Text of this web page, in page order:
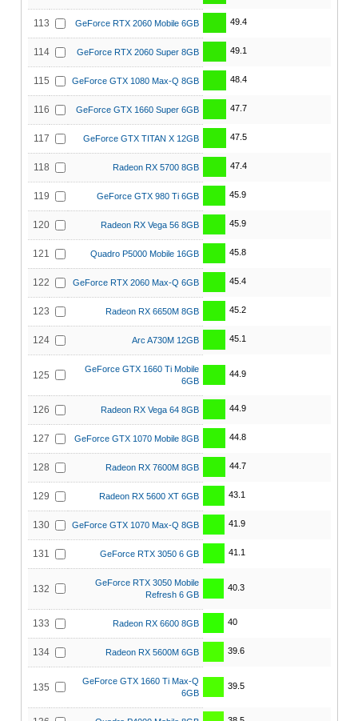
113 GeForce RTX 2060 Mobile 6GB 49.4
114 GeForce RTX 2060 Super 8GB 49.1
115 GeForce GTX 1080 Max-Q 8GB 48.4
116 GeForce GTX 1660 Super 6GB 47.7
117 GeForce GTX TITAN X 12GB 47.5
118 Radeon RX 5700 8GB 47.4
119 GeForce GTX 980 Ti 6GB 45.9
120 Radeon RX Vega 56 8GB 45.9
121 Quadro P5000 Mobile 16GB 45.8
122 GeForce RTX 2060 Max-Q 6GB 45.4
123 Radeon RX 6650M 8GB 45.2
124 Arc A730M 12GB 45.1
125
GeForce GTX 1660 Ti Mobile
6GB
44.9
126 Radeon RX Vega 64 8GB 44.9
127 GeForce GTX 1070 Mobile 8GB 44.8
128 Radeon RX 7600M 8GB 44.7
129 Radeon RX 5600 XT 6GB 43.1
130 GeForce GTX 1070 Max-Q 8GB 41.9
131 GeForce RTX 3050 6 GB 41.1
132
GeForce RTX 3050 Mobile
Refresh 6 GB
40.3
133 Radeon RX 6600 8GB 40
134 Radeon RX 5600M 6GB 39.6
135
GeForce GTX 1660 Ti Max-Q
6GB
39.5